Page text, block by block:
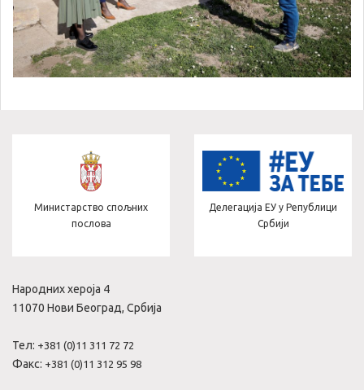
Министарство спољних
послова
Делегација ЕУ у Републици
Србији
Народних хероја 4
11070 Нови Београд, Србија
Тел: +381 (0)11 311 72 72
Факс: +381 (0)11 312 95 98